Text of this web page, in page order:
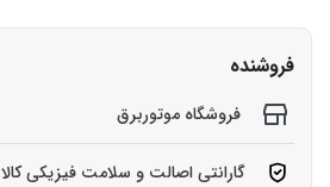
فروشنده
فروشگاه موتوربرق
گارانتی اصالت و سلامت فیزیکی کالا